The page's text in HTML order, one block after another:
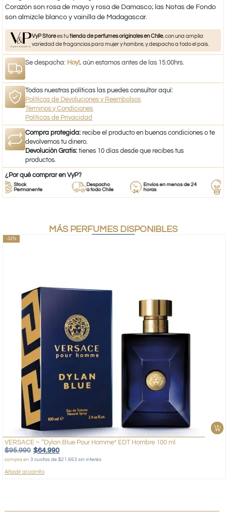
Corazón son rosa de mayo y rosa de Damasco; las Notas de Fondo
son almizcle blanco y vainilla de Madagascar.
VyP Storees tutienda de perfumes originales en Chile, con una amplia
variedad de fragancias para mujer y hombre, y despacho a todo el país.
Se despacha: Hoy!, aún estamos antes de las 15:00hrs.
Todas nuestras políticas las puedes consultar aquí:
Políticas de Devoluciones y Reembolsos
Términos y Condiciones
Políticas de Privacidad
Compra protegida: recibe el producto en buenas condiciones o te
devolvemos tu dinero.
Devolución Gratis: tienes 10 días desde que recibes tus
productos.
¿Por qué comprar en VyP?
Stock
Permanente
Despacho
a todo Chile
Envíos en menos de 24
horas
MÁS PERFUMES DISPONIBLES
-32%
VERSACE – “Dylan Blue Pour Homme” EDT Hombre 100 ml
$95.990 $64.990
compra en 3 cuotas de $21.663 sin interés
Añadir al carrito